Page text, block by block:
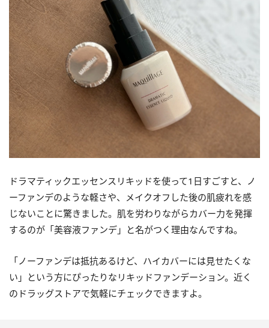
ドラマティックエッセンスリキッドを使って1日すごすと、ノ
ーファンデのような軽さや、メイクオフした後の肌疲れを感
じないことに驚きました。肌を労わりながらカバー力を発揮
するのが「美容液ファンデ」と名がつく理由なんですね。
「ノーファンデは抵抗あるけど、ハイカバーには見せたくな
い」という方にぴったりなリキッドファンデーション。近く
のドラッグストアで気軽にチェックできますよ。